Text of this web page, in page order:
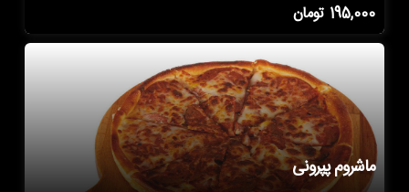
195,000 تومان
ماشروم پپرونی